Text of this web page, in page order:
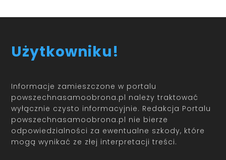
Użytkowniku!
Informacje zamieszczone w portalu
powszechnasamoobrona.pl należy traktować
wyłącznie czysto informacyjnie. Redakcja Portalu
powszechnasamoobrona.pl nie bierze
odpowiedzialności za ewentualne szkody, które
mogą wynikać ze złej interpretacji treści.